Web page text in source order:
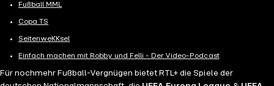
Fußball MML
Copa TS
SeitenweKKsel
Einfach machen mit Robby und Felli - Der Video-Podcast
Für nochmehr Fußball-Vergnügen bietet RTL+ die Spiele der